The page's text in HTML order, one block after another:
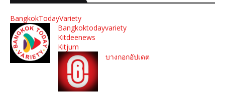
BangkokTodayVariety
Bangkoktodayvariety
Kitdeenews
Kitjum
บางกอกอัปเดต